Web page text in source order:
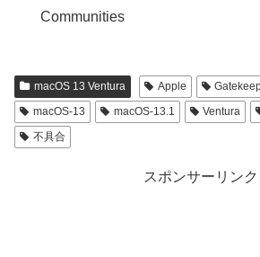
Communities
macOS 13 Ventura Apple
macOS-13
macOS-13.1 Ventura
不具合
スポンサーリンク